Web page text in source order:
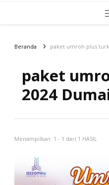
Beranda paket umroh plus
paket
2024
Menampilkan: 1 - 1 dari 1 HASIL